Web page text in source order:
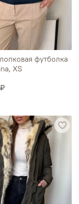
футболка
XS